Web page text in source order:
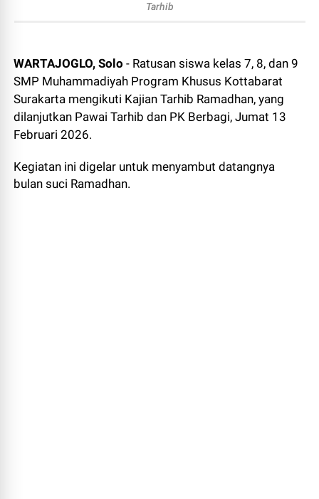
Tarhib
WARTAJOGLO, Solo - Ratusan siswa kelas 7, 8, dan 9
SMP Muhammadiyah Program Khusus Kottabarat
Surakarta mengikuti Kajian Tarhib Ramadhan, yang
dilanjutkan Pawai Tarhib dan PK Berbagi, Jumat 13
Februari 2026.
Kegiatan ini digelar untuk menyambut datangnya
bulan suci Ramadhan.